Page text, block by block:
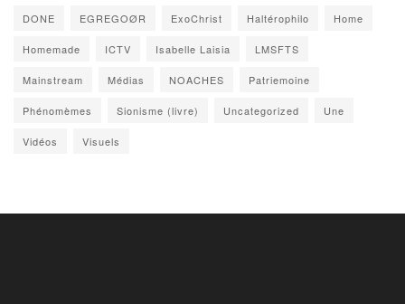
DONE EGREGOØR ExoChrist Haltérophilo Home
Homemade ICTV Isabelle Laisia LMSFTS
Mainstream Médias NOACHES Patriemoine
Phénomèmes Sionisme (livre) Uncategorized Une
Vidéos Visuels